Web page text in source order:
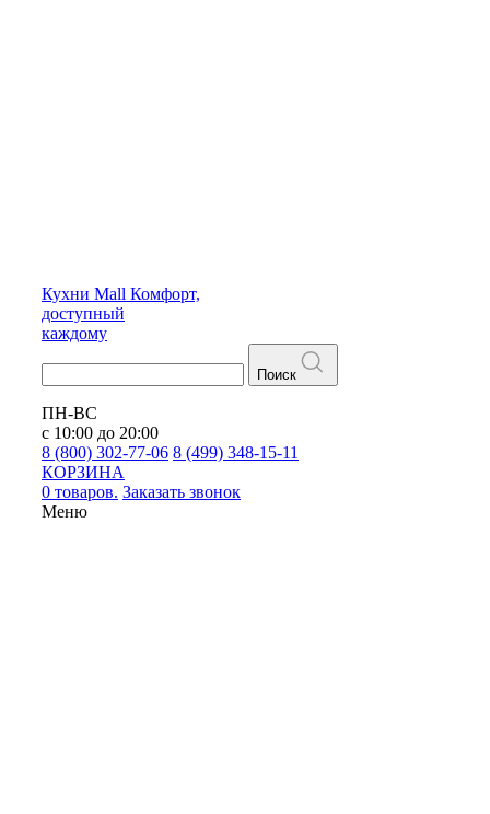
Кухни Mall Комфорт,
доступный
каждому
Поиск
ПН-ВС
с 10:00 до 20:00
8 (800) 302-77-06 8 (499) 348-15-11
КОРЗИНА
0 товаров. Заказать звонок
Меню